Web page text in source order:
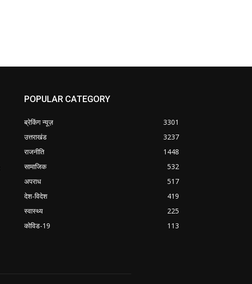
POPULAR CATEGORY
ब्रेकिंग न्यूज़
3301
उत्तराखंड
3237
राजनीति
1448
सामाजिक
532
अपराध
517
देश-विदेश
419
स्वास्थ्य
225
कोविड-19
113